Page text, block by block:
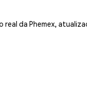
da Phemex,